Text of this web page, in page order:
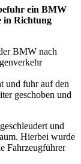
ein BMW
in Richtung
BMW nach
und fuhr auf den
geschoben und
und
Hierbei wurde
Fahrzeugführer